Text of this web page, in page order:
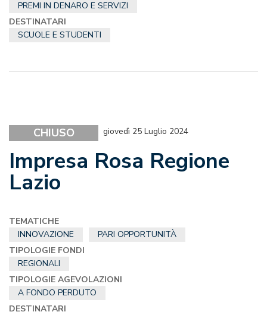
PREMI IN DENARO E SERVIZI
DESTINATARI
SCUOLE E STUDENTI
CHIUSO giovedì 25 Luglio 2024
Impresa Rosa Regione
Lazio
TEMATICHE
INNOVAZIONE
PARI OPPORTUNITÀ
TIPOLOGIE FONDI
REGIONALI
TIPOLOGIE AGEVOLAZIONI
A FONDO PERDUTO
DESTINATARI